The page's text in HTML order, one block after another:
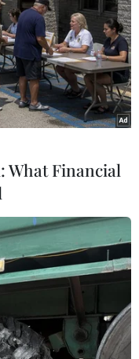
sẽ đón đến
đầu đón khách
What Financial